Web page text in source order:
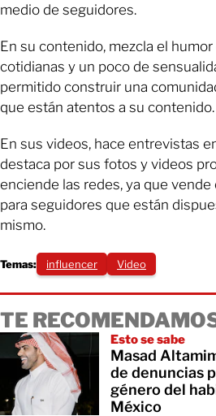
medio de seguidores.
En su contenido, mezcla el
cotidianas y un poco de
permitido construir una
que están atentos a su contenido.
En sus videos, hace entrevistas
destaca por sus fotos y videos
enciende las redes, ya que
para seguidores que están
mismo.
Temas: influencer Video
TE
Esto se sabe
Masad
de denuncias
género del
México